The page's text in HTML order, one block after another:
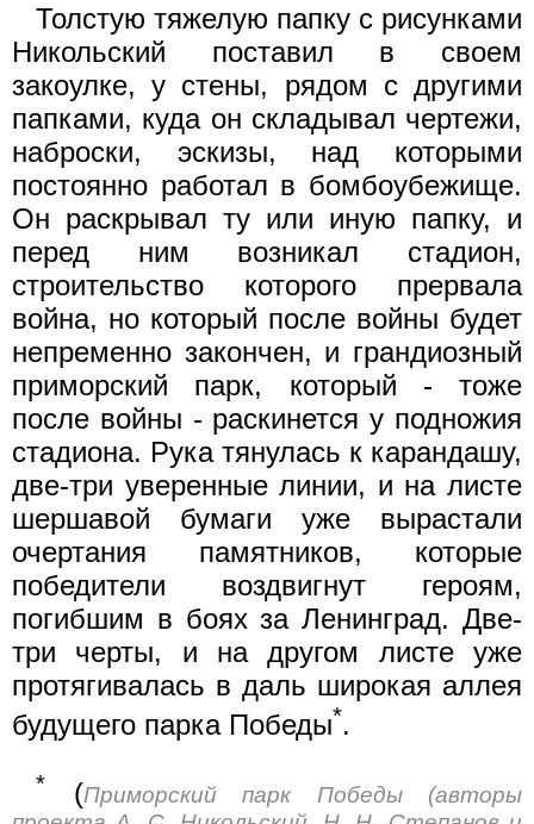
Толстую тяжелую папку с рисунками
Никольский поставил в своем
закоулке, у стены, рядом с другими
папками, куда он складывал чертежи,
наброски, эскизы, над которыми
постоянно работал в бомбоубежище.
Он раскрывал ту или иную папку, и
перед ним возникал стадион,
строительство которого прервала
война, но который после войны будет
непременно закончен, и грандиозный
приморский парк, который - тоже
после войны - раскинется у подножия
стадиона. Рука тянулась к карандашу,
две-три уверенные линии, и на листе
шершавой бумаги уже вырастали
очертания памятников, которые
победители воздвигнут героям,
погибшим в боях за Ленинград. Две-
три черты, и на другом листе уже
протягивалась в даль широкая аллея
будущего парка Победы*.
* (Приморский парк Победы (авторы